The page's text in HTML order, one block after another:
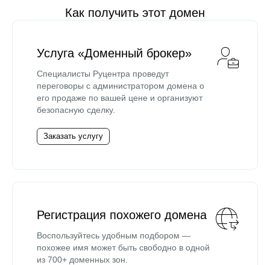
Как получить этот домен
Услуга «Доменный брокер»
Специалисты Руцентра проведут
переговоры с администратором домена о
его продаже по вашей цене и организуют
безопасную сделку.
Заказать услугу
Регистрация похожего домена
Воспользуйтесь удобным подбором —
похожее имя может быть свободно в одной
из 700+ доменных зон.